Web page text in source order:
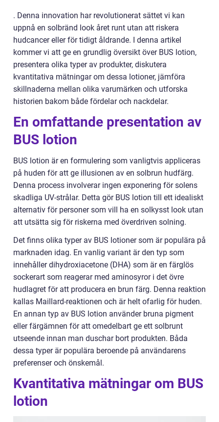
. Denna innovation har revolutionerat sättet vi kan
uppnå en solbränd look året runt utan att riskera
hudcancer eller för tidigt åldrande. I denna artikel
kommer vi att ge en grundlig översikt över BUS lotion,
presentera olika typer av produkter, diskutera
kvantitativa mätningar om dessa lotioner, jämföra
skillnaderna mellan olika varumärken och utforska
historien bakom både fördelar och nackdelar.
En omfattande presentation av
BUS lotion
BUS lotion är en formulering som vanligtvis appliceras
på huden för att ge illusionen av en solbrun hudfärg.
Denna process involverar ingen exponering för solens
skadliga UV-strålar. Detta gör BUS lotion till ett idealiskt
alternativ för personer som vill ha en solkysst look utan
att utsätta sig för riskerna med överdriven solning.
Det finns olika typer av BUS lotioner som är populära på
marknaden idag. En vanlig variant är den typ som
innehåller dihydroxiacetone (DHA) som är en färglös
sockerart som reagerar med aminosyror i det övre
hudlagret för att producera en brun färg. Denna reaktion
kallas Maillard-reaktionen och är helt ofarlig för huden.
En annan typ av BUS lotion använder bruna pigment
eller färgämnen för att omedelbart ge ett solbrunt
utseende innan man duschar bort produkten. Båda
dessa typer är populära beroende på användarens
preferenser och önskemål.
Kvantitativa mätningar om BUS
lotion